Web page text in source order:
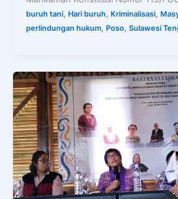
buruh tani, Hari buruh, Kriminalisasi,
perlindungan hukum, Poso,Sulawesi